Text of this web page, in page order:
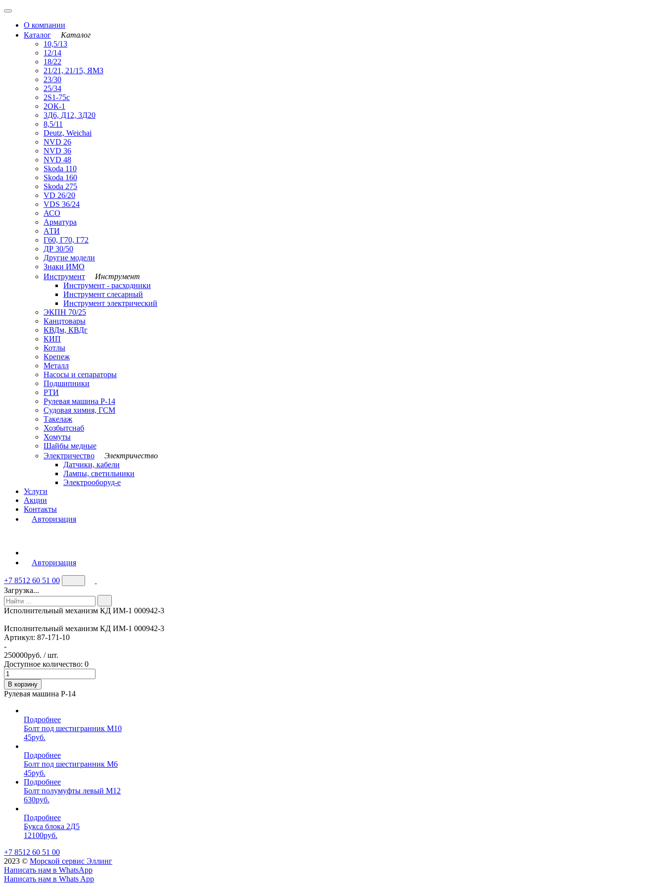
О компании
Каталог
Каталог
10,5/13
12/14
18/22
21/21, 21/15, ЯМЗ
23/30
25/34
2S1-75с
2ОК-1
3Д6, Д12, 3Д20
8,5/11
Deutz, Weichai
NVD 26
NVD 36
NVD 48
Skoda 110
Skoda 160
Skoda 275
VD 26/20
VDS 36/24
АСО
Арматура
АТИ
Г60, Г70, Г72
ДР 30/50
Другие модели
Знаки ИМО
Инструмент
Инструмент
Инструмент - расходники
Инструмент слесарный
Инструмент электрический
ЭКПН 70/25
Канцтовары
КВДм, КВДг
КИП
Котлы
Крепеж
Металл
Насосы и сепараторы
Подшипники
РТИ
Рулевая машина Р-14
Судовая химия, ГСМ
Такелаж
Хозбытснаб
Хомуты
Шайбы медные
Электричество
Электричество
Датчики, кабели
Лампы, светильники
Электрооборуд-е
Услуги
Акции
Контакты
Авторизация
Авторизация
+7 8512 60 51 00
Загрузка...
Исполнительный механизм КД ИМ-1 000942-3
Исполнительный механизм КД ИМ-1 000942-3
Артикул: 87-171-10
-
250000руб. / шт.
Доступное количество: 0
В корзину
Рулевая машина Р-14
Подробнее
Болт под шестигранник М10
45руб.
Подробнее
Болт под шестигранник М6
45руб.
Подробнее
Болт полумуфты левый М12
630руб.
Подробнее
Букса блока 2Д5
12100руб.
+7 8512 60 51 00
2023 ©️ Морской сервис Эллинг
Написать нам в WhatsApp
Написать нам в Whats App